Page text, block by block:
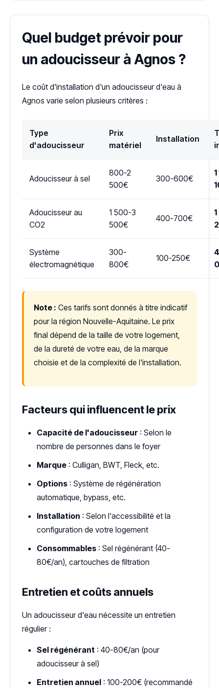
Quel budget prévoir pour
un adoucisseur à Agnos ?
Le coût d'installation d'un adoucisseur d'eau à
Agnos varie selon plusieurs critères :
Type
d'adoucisseur
Prix
matériel
Installation
Adoucisseur à sel
800-2
500€
300-600€
Adoucisseur au
CO2
1 500-3
500€
400-700€
Système
électromagnétique
300-
800€
100-250€
Note : Ces tarifs sont donnés à titre indicatif
pour la région Nouvelle-Aquitaine. Le prix
final dépend de la taille de votre logement,
de la dureté de votre eau, de la marque
choisie et de la complexité de l'installation.
Facteurs qui influencent le prix
Capacité de l'adoucisseur : Selon le
nombre de personnes dans le foyer
Marque : Culligan, BWT, Fleck, etc.
Options : Système de régénération
automatique, bypass, etc.
Installation : Selon l'accessibilité et la
configuration de votre logement
Consommables : Sel régénérant (40-
80€/an), cartouches de filtration
Entretien et coûts annuels
Un adoucisseur d'eau nécessite un entretien
régulier :
Sel régénérant : 40-80€/an (pour
adoucisseur à sel)
Entretien annuel : 100-200€ (recommandé